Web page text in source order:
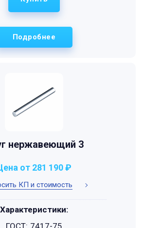
Подробнее
нержавеющий 3
КП и стоимость
от 281 190 ₽
Характеристики:
ГОСТ: 7417-75